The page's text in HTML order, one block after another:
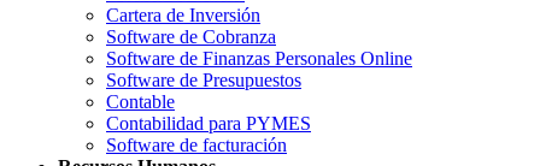
Cartera de Inversión
Software de Cobranza
Software de Finanzas Personales Online
Software de Presupuestos
Contable
Contabilidad para PYMES
Software de facturación